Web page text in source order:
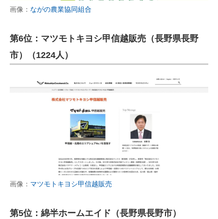
画像： ながの農業協同組合
第6位：マツモトキヨシ甲信越販売（長野県長野
市）（1224人）
画像： マツモトキヨシ甲信越販売
第5位：綿半ホームエイド（長野県長野市）